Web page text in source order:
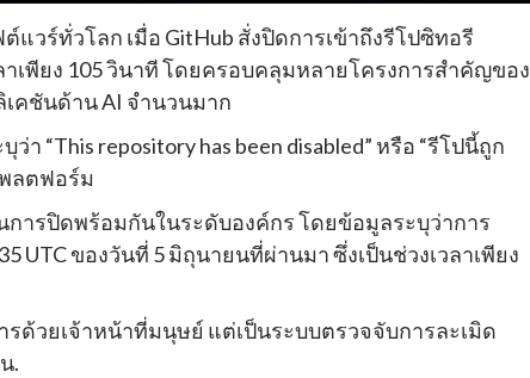
วร์ทั่วโลก เมื่อ GitHub สั่งปิดการเข้าถึงรีโปซิทอรี
าเพียง 105 วินาที โดยครอบคลุมหลายโครงการสำคัญของ
เคชันด้าน AI จำนวนมาก
“This repository has been disabled” หรือ “รีโปนี้ถูก
ลตฟอร์ม
ารปิดพร้อมกันในระดับองค์กร โดยข้อมูลระบุว่าการ
UTC ของวันที่ 5 มิถุนายนที่ผ่านมา ซึ่งเป็นช่วงเวลาเพียง
ด้วยเจ้าหน้าที่มนุษย์ แต่เป็นระบบตรวจจับการละเมิด
.